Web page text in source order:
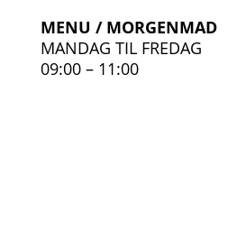
MENU / MORGENMAD
MANDAG TIL FREDAG
09:00 – 11:00